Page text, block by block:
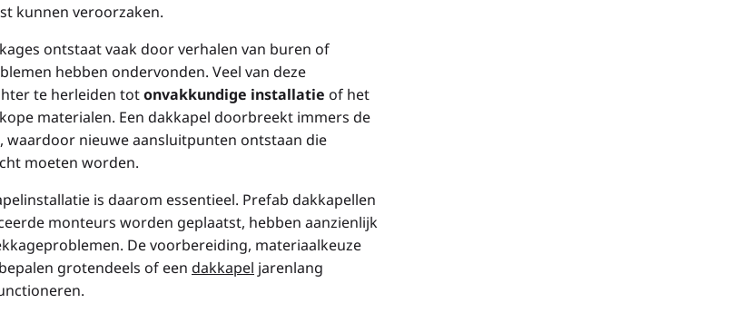
kunnen veroorzaken.
ontstaat vaak door verhalen van buren of
hebben ondervonden. Veel van deze
te herleiden totonvakkundige installatie of het
materialen. Een dakkapel doorbreekt immers de
waardoor nieuwe aansluitpunten ontstaan die
moeten worden.
is daarom essentieel. Prefab dakkapellen
monteurs worden geplaatst, hebben aanzienlijk
De voorbereiding, materiaalkeuze
grotendeels of een dakkapel jarenlang